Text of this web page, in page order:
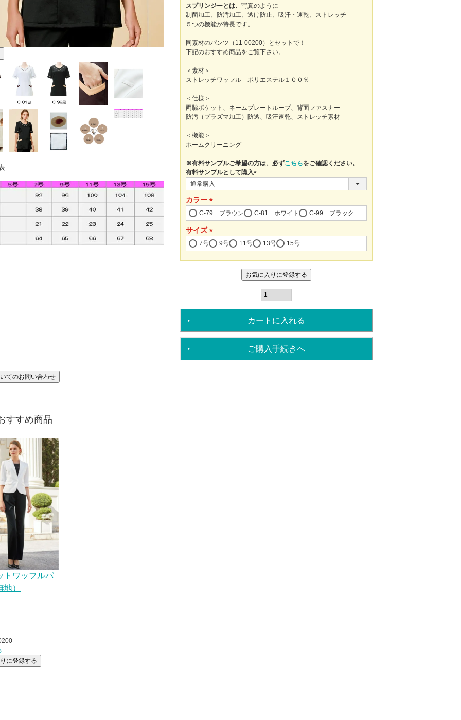
スプリンジーとは、 写真のように
制菌加工、防汚加工、透け防止、吸汗・速乾、ストレッチ
５つの機能が特長です。
同素材のパンツ（11-00200）とセットで！
下記のおすすめ商品をご覧下さい。
＜素材＞
ストレッチワッフル ポリエステル１００％
＜仕様＞
両脇ポケット、ネームプレートループ、背面ファスナー
防汚（プラズマ加工）防透、吸汗速乾、ストレッチ素材
＜機能＞
ホームクリーニング
※有料サンプルご希望の方は、必ずこちらをご確認ください。
有料サンプルとして購入
カラー
(必
C-79 ブラウン C-81 ホワイト C-99 ブラック
サイズ
(必
7号 9号 11号 13号 15号
お気に入りに登録する
カートに入れる
ご購入手続きへ
てのお問い合わせ
すすめ商品
トワッフルパ
）
に登録する